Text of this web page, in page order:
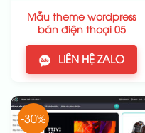
Mẫu theme wordpress
bán điện thoại 05
LIÊN HỆ ZALO
-30%